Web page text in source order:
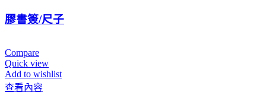
膠書簽/尺子
Compare
Quick view
Add to wishlist
查看內容